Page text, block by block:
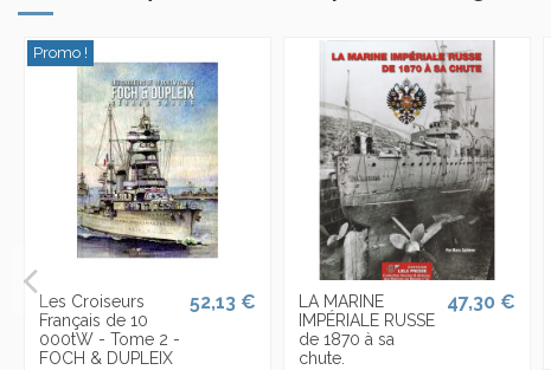
Promo !
Les Croiseurs
Français de 10
000tW - Tome 2 -
FOCH & DUPLEIX
52,13 €
LA MARINE
IMPÉRIALE RUSSE
de 1870 à sa
chute.
47,30 €